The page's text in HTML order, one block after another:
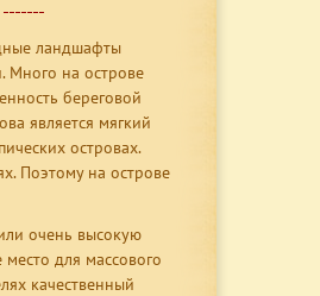
ландшафты
Много на острове
береговой
является мягкий
островах.
Поэтому на острове
очень высокую
для массового
качественный